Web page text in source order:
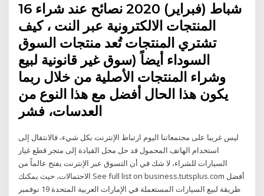
16 شباط (فبراير) 2020 نصائح عند شراء
المنتجات الالكترونية عبر النت ، كيف
تشتري المنتجات تُعد منتجات السوق
السوداء أيضاً (سوق غير قانونية لبيع
وشراء المنتجات الأصلية من خلال ربما
يكون هذا الحال أفضل مع هذا النوع من
العدسات، فشر
ليس غريبا على مجتمعاتنا اليوم ارتباط الإنترنت بكل شيء، فالانتقال إلى
استخدام الهاتف المحمول قد حل محل القيادة إلى متجر قطع غيار
السيارات للشراء، لا شك في أن التسوق عبر الإنترنت يفتح عالماً من
الاحتمالات، حيث يمكنك See full list on business.tutsplus.com أفضل
طريقة لبيع السيارات المستعملة في الإمارات العربية المتحدة 19 نوفمبر